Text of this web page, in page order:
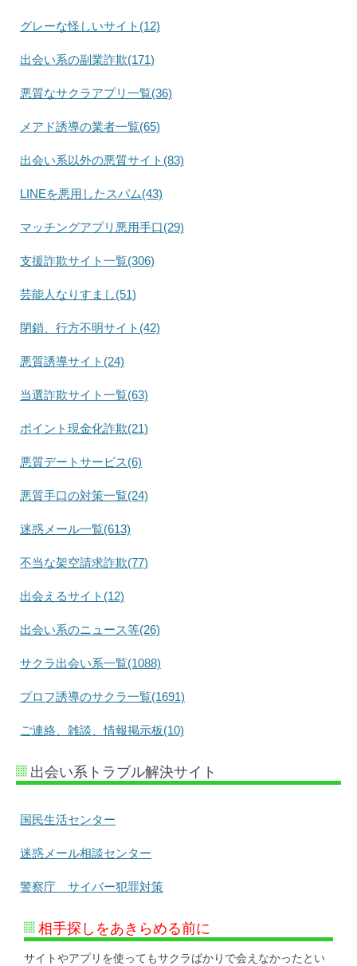
グレーな怪しいサイト(12)
出会い系の副業詐欺(171)
悪質なサクラアプリ一覧(36)
メアド誘導の業者一覧(65)
出会い系以外の悪質サイト(83)
LINEを悪用したスパム(43)
マッチングアプリ悪用手口(29)
支援詐欺サイト一覧(306)
芸能人なりすまし(51)
閉鎖、行方不明サイト(42)
悪質誘導サイト(24)
当選詐欺サイト一覧(63)
ポイント現金化詐欺(21)
悪質デートサービス(6)
悪質手口の対策一覧(24)
迷惑メール一覧(613)
不当な架空請求詐欺(77)
出会えるサイト(12)
出会い系のニュース等(26)
サクラ出会い系一覧(1088)
プロフ誘導のサクラ一覧(1691)
ご連絡、雑談、情報掲示板(10)
出会い系トラブル解決サイト
国民生活センター
迷惑メール相談センター
警察庁 サイバー犯罪対策
相手探しをあきらめる前に
サイトやアプリを使ってもサクラばかりで会えなかったとい